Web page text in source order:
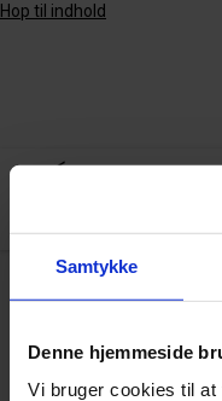
Samtykke
Denne hjemmeside
Vi bruger cookies til
Hop til indhold